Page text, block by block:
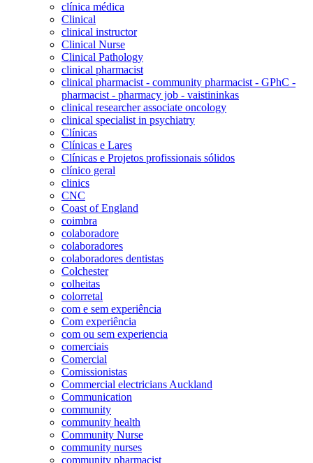
clínica médica
Clinical
clinical instructor
Clinical Nurse
Clinical Pathology
clinical pharmacist
clinical pharmacist - community pharmacist - GPhC -
pharmacist - pharmacy job - vaistininkas
clinical researcher associate oncology
clinical specialist in psychiatry
Clínicas
Clínicas e Lares
Clínicas e Projetos profissionais sólidos
clínico geral
clinics
CNC
Coast of England
coimbra
colaboradore
colaboradores
colaboradores dentistas
Colchester
colheitas
colorretal
com e sem experiência
Com experiência
com ou sem experiencia
comerciais
Comercial
Comissionistas
Commercial electricians Auckland
Communication
community
community health
Community Nurse
community nurses
community pharmacist